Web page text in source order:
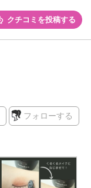
クチコミを投稿する
フォローする